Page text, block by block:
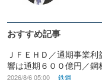
おすすめ記事
ＪＦＥＨＤ／通期事業
響は通期６００億円／
2026/8/6 05:00 鉄鋼